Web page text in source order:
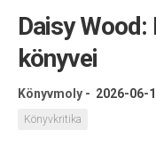
Daisy
könyvei
Könyvmoly - 2026-06-
Könyvkritika